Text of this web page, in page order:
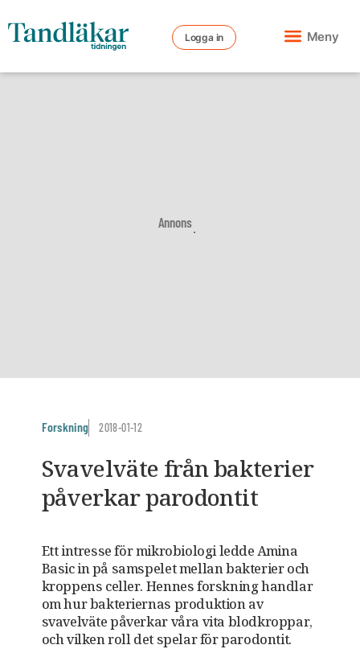
Logga in Meny
Annons
Forskning 2018-01-12
Svavelväte från bakterier
påverkar parodontit
Ett intresse för mikrobiologi ledde Amina
Basic in på samspelet mellan bakterier och
kroppens celler. Hennes forskning handlar
om hur bakteriernas produktion av
svavelväte påverkar våra vita blodkroppar,
och vilken roll det spelar för parodontit.